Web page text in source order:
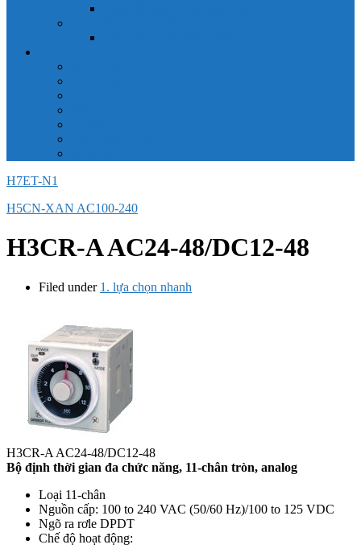
H7ET-N1
H5CN-XAN AC100-240
H3CR-A AC24-48/DC12-48
Filed under 1. lựa chọn nhanh
H3CR-A AC24-48/DC12-48
Bộ định thời gian đa chức năng, 11-chân tròn, analog
Loại 11-chân
Nguồn cấp: 100 to 240 VAC (50/60 Hz)/100 to 125 VDC
Ngõ ra rơle DPDT
Chế độ hoạt động: